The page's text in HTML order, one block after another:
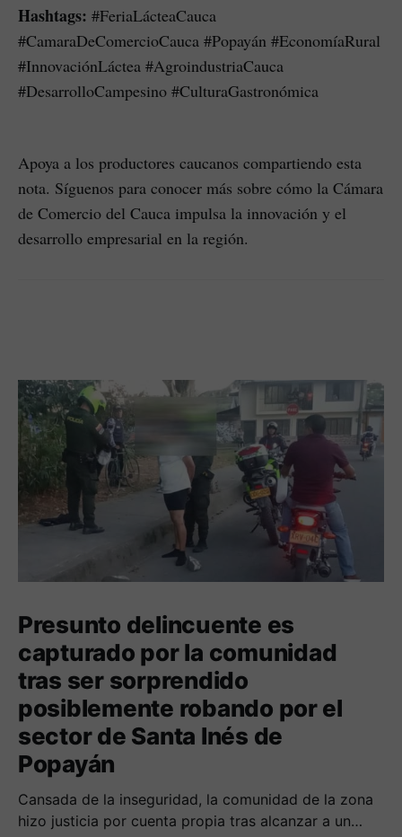
Hashtags: #FeriaLácteaCauca
#CamaraDeComercioCauca #Popayán #EconomíaRural
#InnovaciónLáctea #AgroindustriaCauca
#DesarrolloCampesino #CulturaGastronómica
Apoya a los productores caucanos compartiendo esta
nota. Síguenos para conocer más sobre cómo la Cámara
de Comercio del Cauca impulsa la innovación y el
desarrollo empresarial en la región.
Presunto delincuente es
capturado por la comunidad
tras ser sorprendido
posiblemente robando por el
sector de Santa Inés de
Popayán
Cansada de la inseguridad, la comunidad de la zona
hizo justicia por cuenta propia tras alcanzar a un